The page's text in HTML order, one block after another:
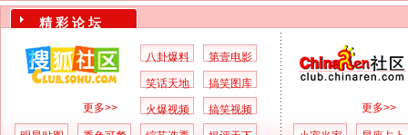
精 彩 论 坛
更多>>
八卦爆料 第壹电影
笑话天地 搞笑图库
火爆视频 搞笑视频 更多>>